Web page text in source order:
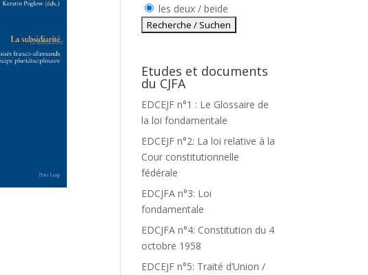
les deux / beide
Etudes et documents
du CJFA
EDCEJF n°1 : Le Glossaire de
la loi fondamentale
EDCEJF n°2: La loi relative à la
Cour constitutionnelle
fédérale
EDCJFA n°3: Loi
fondamentale
EDCJFA n°4: Constitution du 4
octobre 1958
EDCEJF n°5: Traité d’Union /